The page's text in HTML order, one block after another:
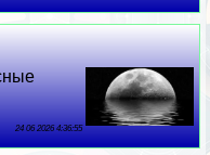
24 06 2026 4:36:55